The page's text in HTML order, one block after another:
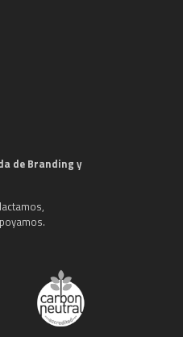
de Branding y